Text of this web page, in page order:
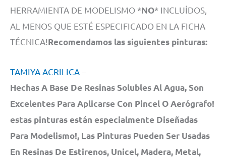
HERRAMIENTA DE MODELISMO *NO* INCLUÍDOS,
AL MENOS QUE ESTÉ ESPECIFICADO EN LA FICHA
TÉCNICA!Recomendamos las siguientes pinturas:
TAMIYA ACRILICA–
Hechas A Base De Resinas Solubles Al Agua, Son
Excelentes Para Aplicarse Con Pincel O Aerógrafo!
estas pinturas están especialmente Diseñadas
Para Modelismo!, Las Pinturas Pueden Ser Usadas
En Resinas De Estirenos, Unicel, Madera, Metal,